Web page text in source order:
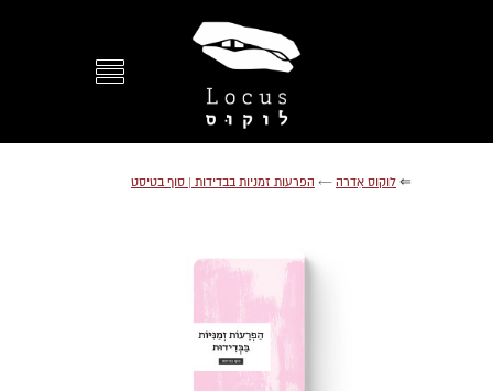
⇐ לוקוס אִדרה ← הפרעות זמניות בבדידות | סוף בטיסט